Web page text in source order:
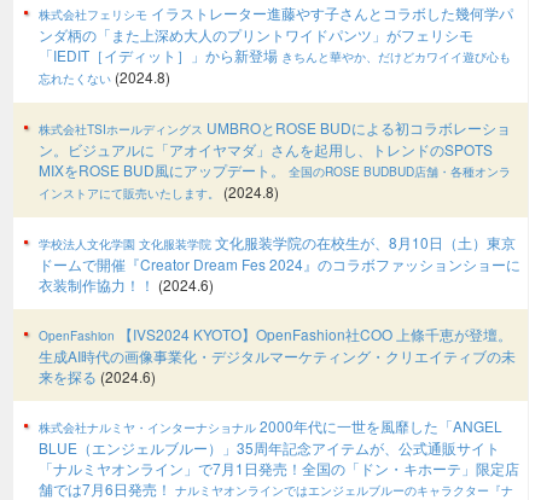
株式会社フェリシモ イラストレーター進藤やす子さんとコラボした幾何学パ
ンダ柄の「また上深め大人のプリントワイドパンツ」がフェリシモ
「IEDIT［イディット］」から新登場 きちんと華やか、だけどカワイイ遊び心も
忘れたくない (2024.8)
株式会社TSIホールディングス UMBROとROSE BUDによる初コラボレーショ
ン。ビジュアルに「アオイヤマダ」さんを起用し、トレンドのSPOTS
MIXをROSE BUD風にアップデート。 全国のROSE BUDBUD店舗・各種オンラ
インストアにて販売いたします。
(2024.8)
学校法人文化学園 文化服装学院 文化服装学院の在校生が、8月10日（土）東京
ドームで開催『Creator Dream Fes 2024』のコラボファッションショーに
衣装制作協力！！ (2024.6)
OpenFashion
【IVS2024 KYOTO】OpenFashion社COO 上條千恵が登壇。
生成AI時代の画像事業化・デジタルマーケティング・クリエイティブの未
来を探る (2024.6)
株式会社ナルミヤ・インターナショナル 2000年代に⼀世を⾵靡した「ANGEL
BLUE（エンジェルブルー）」35周年記念アイテムが、公式通販サイト
「ナルミヤオンライン」で7月1日発売！全国の「ドン・キホーテ」限定店
舗では7月6日発売！ ナルミヤオンラインではエンジェルブルーのキャラクター『ナ